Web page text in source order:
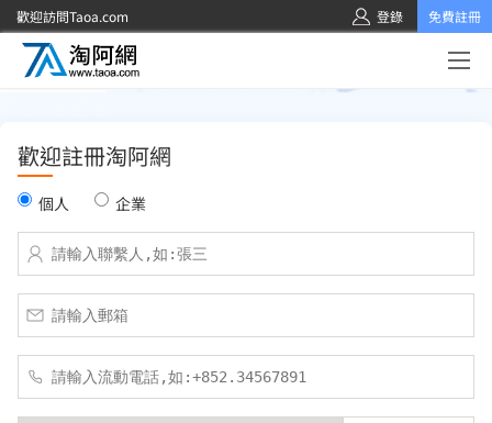
歡迎訪問Taoa.com 登錄 免費註冊
歡迎註冊淘阿網
個人 企業